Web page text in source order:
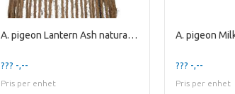
A. pigeon Lantern Ash natural / glass H9,7xD7,9
??? -,--
Pris per enhet
??? -,--
Pris per enhet